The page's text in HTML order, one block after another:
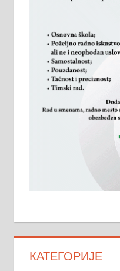
КАТЕГОРИЈЕ